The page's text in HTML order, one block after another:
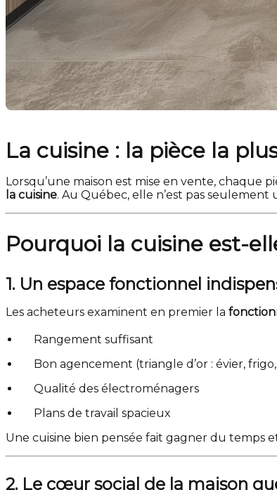
La cuisine : la pièce la
Lorsqu’une maison est mise en vente, chaque
la cuisine. Au Québec, elle n’est pas
Pourquoi la cuisine est-
1. Un espace fonctionnel
Les acheteurs examinent en premier la
Rangement suffisant
Bon agencement (triangle d’or : évier,
Qualité des électroménagers
Plans de travail spacieux
Une cuisine bien pensée fait gagner du temps
2. Le cœur social de la maison